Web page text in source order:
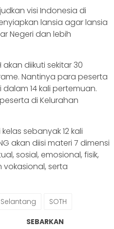
visi Indonesia di
lansia agar lansia
Negeri dan lebih
diikuti sekitar 30
Nantinya para peserta
14 kali pertemuan.
peserta di Kelurahan
sebanyak 12 kali
akan diisi materi 7 dimensi
sosial, emosional, fisik,
serta
Selantang SOTH
SEBARKAN